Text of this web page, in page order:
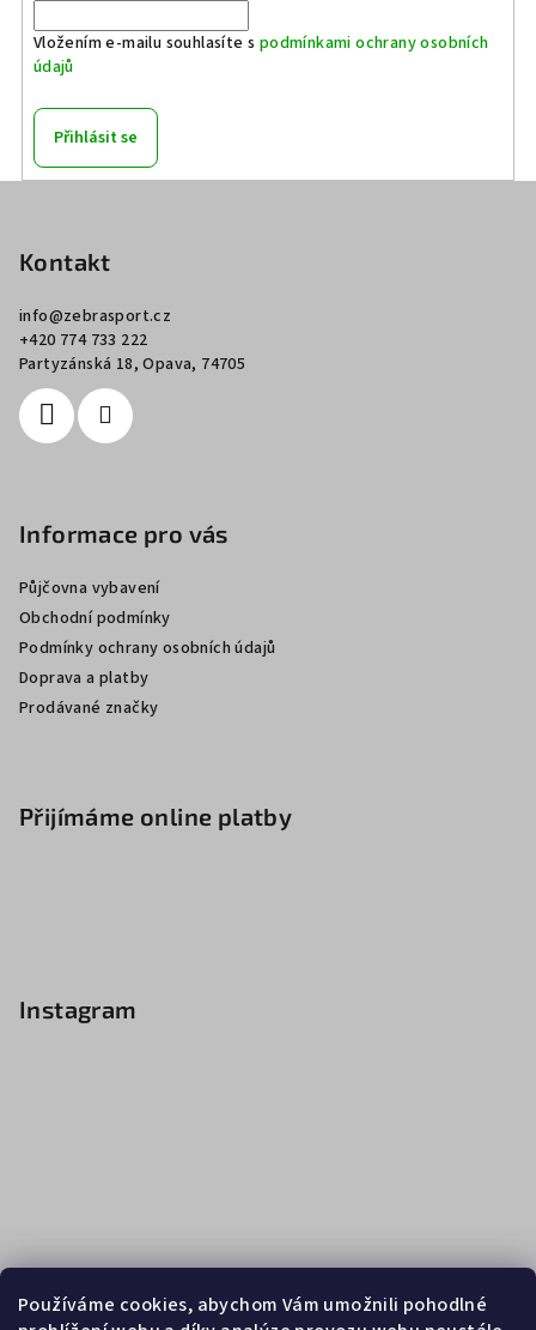
Používáme cookies, abychom Vám umožnili pohodlné
Vložením e-mailu souhlasíte s podmínkami ochrany osobních
údajů
Přihlásit se
Kontakt
info@zebrasport.cz
+420 774 733 222
Partyzánská 18, Opava, 74705
Informace pro vás
Půjčovna vybavení
Obchodní podmínky
Podmínky ochrany osobních údajů
Doprava a platby
Prodávané značky
Přijímáme online platby
Instagram